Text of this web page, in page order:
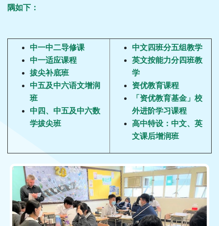
隅如下：
中一中二导修课
中一适应课程
拔尖补底班
中五及中六语文增润
班
中四、中五及中六数
学拔尖班
中文四班分五组教学
英文按能力分四班教
学
资优教育课程
「资优教育基金」校
外进阶学习课程
高中特设：中文、英
文课后增润班